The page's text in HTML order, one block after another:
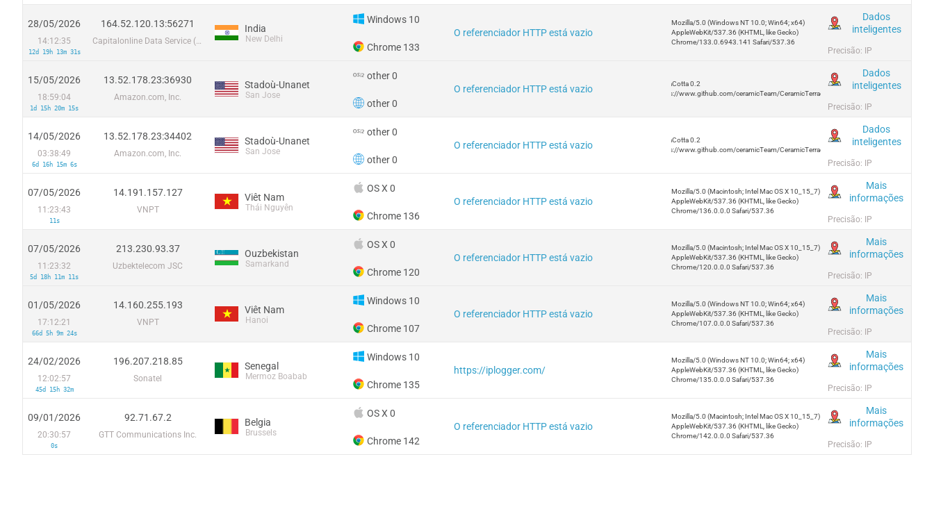
28/05/2026
14:12:35
12d 19h 13m 31s
164.52.120.13:56271
Capitalonline Data Service (HK) Co
India
New Delhi
Windows 10
Chrome 133
O referenciador HTTP está vazio
Mozilla/5.0 (Windows NT 10.0; Win64; x64)
AppleWebKit/537.36 (KHTML, like Gecko)
Chrome/133.0.6943.141 Safari/537.36
Dados
inteligentes
Precisão: IP
15/05/2026
18:59:04
1d 15h 20m 15s
13.52.178.23:36930
Amazon.com, Inc.
Stadoù-Unanet
San Jose
other 0
other 0
O referenciador HTTP está vazio
TerraCotta 0.2
https://www.github.com/ceramicTeam/CeramicTerracotta
Dados
inteligentes
Precisão: IP
14/05/2026
03:38:49
6d 16h 15m 6s
13.52.178.23:34402
Amazon.com, Inc.
Stadoù-Unanet
San Jose
other 0
other 0
O referenciador HTTP está vazio
TerraCotta 0.2
https://www.github.com/ceramicTeam/CeramicTerracotta
Dados
inteligentes
Precisão: IP
07/05/2026
11:23:43
11s
14.191.157.127
VNPT
Viêt Nam
Thái Nguyên
OS X 0
Chrome 136
O referenciador HTTP está vazio
Mozilla/5.0 (Macintosh; Intel Mac OS X 10_15_7)
AppleWebKit/537.36 (KHTML, like Gecko)
Chrome/136.0.0.0 Safari/537.36
Mais
informações
Precisão: IP
07/05/2026
11:23:32
5d 18h 11m 11s
213.230.93.37
Uzbektelecom JSC
Ouzbekistan
Samarkand
OS X 0
Chrome 120
O referenciador HTTP está vazio
Mozilla/5.0 (Macintosh; Intel Mac OS X 10_15_7)
AppleWebKit/537.36 (KHTML, like Gecko)
Chrome/120.0.0.0 Safari/537.36
Mais
informações
Precisão: IP
01/05/2026
17:12:21
66d 5h 9m 24s
14.160.255.193
VNPT
Viêt Nam
Hanoi
Windows 10
Chrome 107
O referenciador HTTP está vazio
Mozilla/5.0 (Windows NT 10.0; Win64; x64)
AppleWebKit/537.36 (KHTML, like Gecko)
Chrome/107.0.0.0 Safari/537.36
Mais
informações
Precisão: IP
24/02/2026
12:02:57
45d 15h 32m
196.207.218.85
Sonatel
Senegal
Mermoz Boabab
Windows 10
Chrome 135
https://iplogger.com/
Mozilla/5.0 (Windows NT 10.0; Win64; x64)
AppleWebKit/537.36 (KHTML, like Gecko)
Chrome/135.0.0.0 Safari/537.36
Mais
informações
Precisão: IP
09/01/2026
20:30:57
0s
92.71.67.2
GTT Communications Inc.
Belgia
Brussels
OS X 0
Chrome 142
O referenciador HTTP está vazio
Mozilla/5.0 (Macintosh; Intel Mac OS X 10_15_7)
AppleWebKit/537.36 (KHTML, like Gecko)
Chrome/142.0.0.0 Safari/537.36
Mais
informações
Precisão: IP